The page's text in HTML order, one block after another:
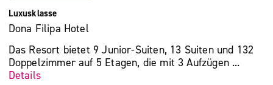
Luxusklasse
Dona Filipa Hotel
Das Resort bietet 9 Junior-Suiten, 13 Suiten und 132
Doppelzimmer auf 5 Etagen, die mit 3 Aufzügen ...
Details